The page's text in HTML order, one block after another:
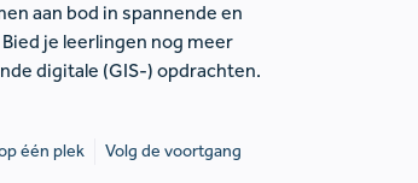
aan bod in spannende en
je leerlingen nog meer
digitale (GIS-) opdrachten.
één plek Volg de voortgang